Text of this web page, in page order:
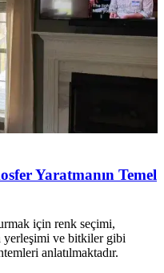
Yaratmanın Temel
için renk seçimi,
yerleşimi ve bitkiler gibi
anlatılmaktadır.